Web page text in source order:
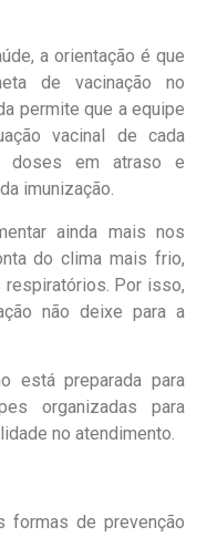
a orientação é que
de vacinação no
permite que a equipe
vacinal de cada
doses em atraso e
imunização.
ainda mais nos
do clima mais frio,
Por isso,
não deixe para a
está preparada para
organizadas para
no atendimento.
formas de prevenção